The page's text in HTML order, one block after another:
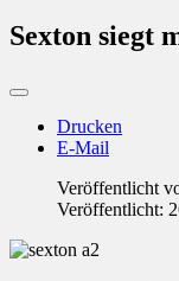
Sexton siegt
Drucken
E-Mail
Veröffentlicht
Veröffentlicht: